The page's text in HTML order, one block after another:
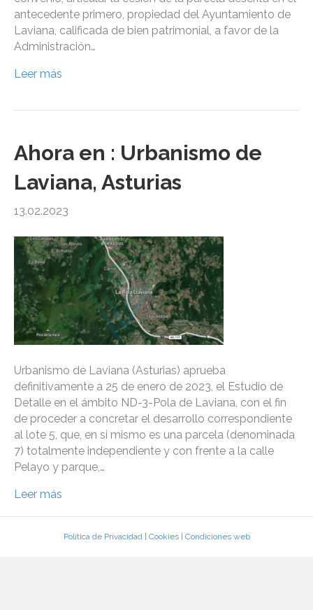
antecedente primero, propiedad del Ayuntamiento de
Laviana, calificada de bien patrimonial, a favor de la
Administración…
Leer más
Ahora en : Urbanismo de
Laviana, Asturias
13.02.2023
Urbanismo de Laviana (Asturias) aprueba
definitivamente a 25 de enero de 2023, el Estudio de
Detalle en el ámbito ND-3-Pola de Laviana, con el fin
de proceder a concretar el desarrollo correspondiente
al lote 5, que, en si mismo es una parcela (denominada
7) totalmente independiente y con frente a la calle
Pelayo y parque,…
Leer más
Política de Privacidad| Cookies| Condiciones web